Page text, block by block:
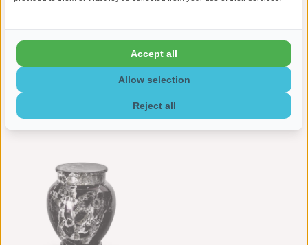
Mini urn bianca - marmer Natuurstenen urn christina -
marmer
Reject all
Allow selection
Accept all